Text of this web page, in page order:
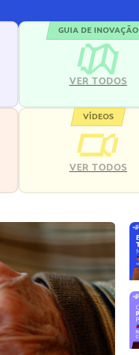
GUIA DE INOVAÇÃO
VER TODOS
VÍDEOS
VER TODOS